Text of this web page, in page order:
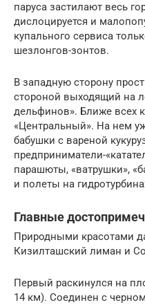
паруса застилают весь
дислоцируется и
купального сервиса
шезлонгов-зонтов.
В западную сторону
стороной выходящий на
дельфинов». Ближе всех
«Центральный». На нем
бабушки с вареной
предприниматели-
парашюты, «ватрушки»,
и полеты на
Главные
Природными красотами
Кизилташский лиман и
Первый раскинулся на
14 км). Соединен с